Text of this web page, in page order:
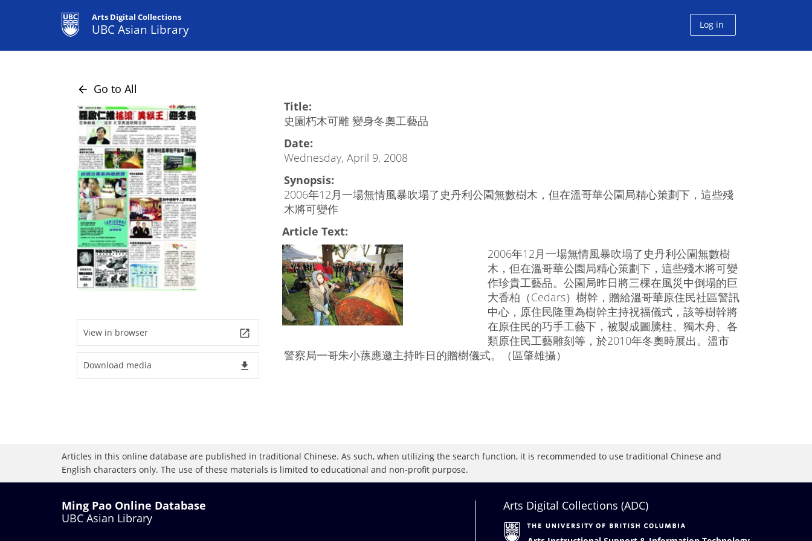
Arts Digital Collections
UBC Asian Library Log in
arrow_back Go to All
View in browser launch
Download media file_download
Title:
史園朽木可雕 變身冬奧工藝品
Date:
Wednesday, April 9, 2008
Synopsis:
2006年12月一場無情風暴吹塌了史丹利公園無數樹木，但在溫哥華公園局精心策劃下，這些殘
木將可變作
Article Text:
2006年12月一場無情風暴吹塌了史丹利公園無數樹
木，但在溫哥華公園局精心策劃下，這些殘木將可變
作珍貴工藝品。公園局昨日將三棵在風災中倒塌的巨
大香柏（Cedars）樹幹，贈給溫哥華原住民社區警訊
中心，原住民隆重為樹幹主持祝福儀式，該等樹幹將
在原住民的巧手工藝下，被製成圖騰柱、獨木舟、各
類原住民工藝雕刻等，於2010年冬奧時展出。溫市
警察局一哥朱小蓀應邀主持昨日的贈樹儀式。（區肇雄攝）
Articles in this online database are published in traditional Chinese. As such, when utilizing the search function, it is recommended to use traditional Chinese and
English characters only. The use of these materials is limited to educational and non-profit purpose.
Ming Pao Online Database
UBC Asian Library
Arts Digital Collections (ADC)